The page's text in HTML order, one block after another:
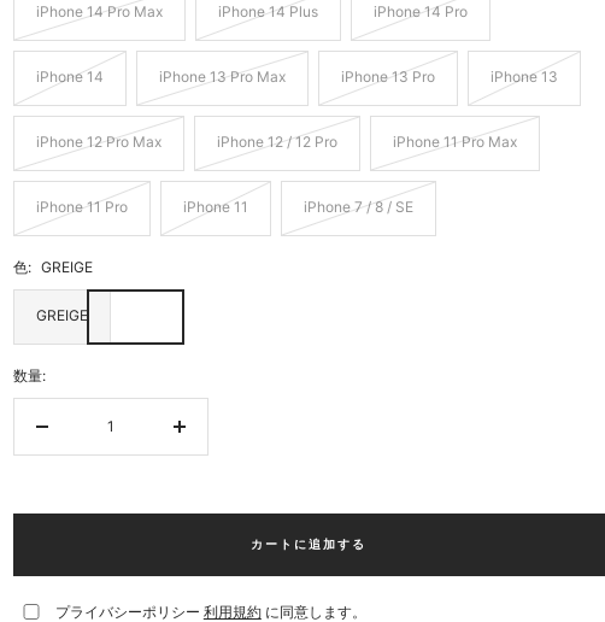
iPhone 14 Pro Max iPhone 14 Plus iPhone 14 Pro
iPhone 14 iPhone 13 Pro Max iPhone 13 Pro iPhone 13
iPhone 12 Pro Max iPhone 12 / 12 Pro iPhone 11 Pro Max
iPhone 11 Pro iPhone 11 iPhone 7 / 8 / SE
色: GREIGE
GREIGE
数量:
量
数
量
カートに追加する
プライバシーポリシー 利用規約に同意します。